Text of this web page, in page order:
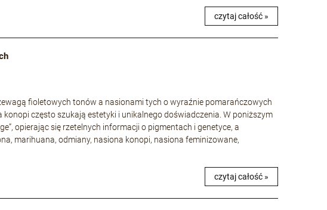
czytaj całość »
fioletowych tonów a nasionami tych o wyraźnie pomarańczowych
często szukają estetyki i unikalnego doświadczenia. W poniższym
opierając się rzetelnych informacji o pigmentach i genetyce, a
marihuana, odmiany, nasiona konopi, nasiona feminizowane,
czytaj całość »